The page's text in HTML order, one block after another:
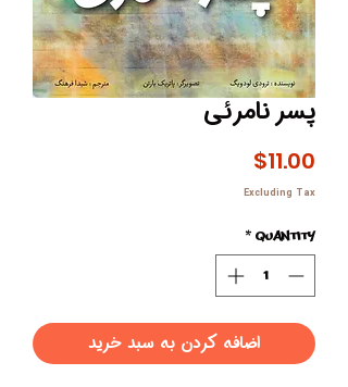
پسر نامرئی
$11.00
Excluding Tax
Quantity
*
اضافه کردن به سبد خرید